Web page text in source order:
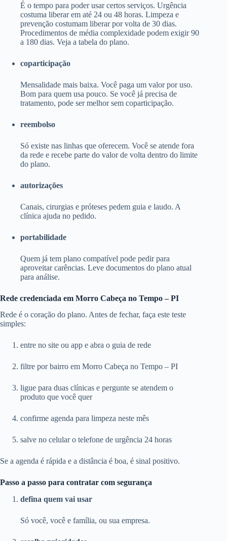
É o tempo para poder usar certos serviços. Urgência
costuma liberar em até 24 ou 48 horas. Limpeza e
prevenção costumam liberar por volta de 30 dias.
Procedimentos de média complexidade podem exigir 90
a 180 dias. Veja a tabela do plano.
coparticipação
Mensalidade mais baixa. Você paga um valor por uso.
Bom para quem usa pouco. Se você já precisa de
tratamento, pode ser melhor sem coparticipação.
reembolso
Só existe nas linhas que oferecem. Você se atende fora
da rede e recebe parte do valor de volta dentro do limite
do plano.
autorizações
Canais, cirurgias e próteses pedem guia e laudo. A
clínica ajuda no pedido.
portabilidade
Quem já tem plano compatível pode pedir para
aproveitar carências. Leve documentos do plano atual
para análise.
Rede credenciada em Morro Cabeça no Tempo – PI
Rede é o coração do plano. Antes de fechar, faça este teste
simples:
entre no site ou app e abra o guia de rede
filtre por bairro em Morro Cabeça no Tempo – PI
ligue para duas clínicas e pergunte se atendem o
produto que você quer
confirme agenda para limpeza neste mês
salve no celular o telefone de urgência 24 horas
Se a agenda é rápida e a distância é boa, é sinal positivo.
Passo a passo para contratar com segurança
defina quem vai usar
Só você, você e família, ou sua empresa.